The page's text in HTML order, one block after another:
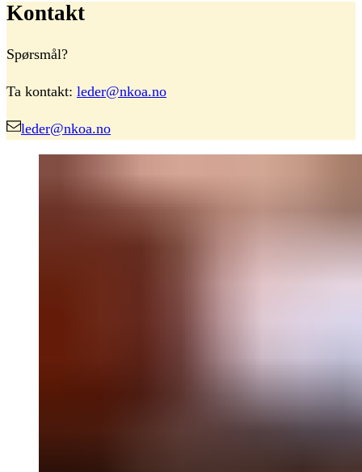
Kontakt
Spørsmål?
Ta kontakt: leder@nkoa.no
leder@nkoa.no